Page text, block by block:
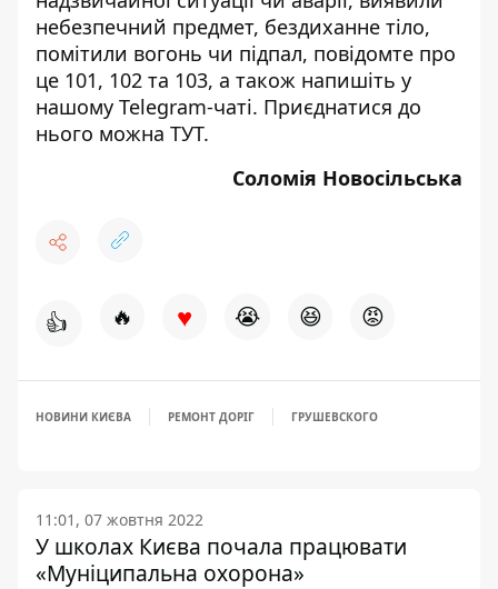
небезпечний предмет, бездиханне тіло,
помітили вогонь чи підпал, повідомте про
це 101, 102 та 103, а також напишіть у
нашому Telegram-чаті. Приєднатися до
нього можна ТУТ.
Соломія Новосільська
👍 🔥 ♥ 😭 😆 😡
НОВИНИ КИЄВА РЕМОНТ ДОРІГ ГРУШЕВСКОГО
11:01, 07 жовтня 2022
У школах Києва почала працювати
«Муніципальна охорона»